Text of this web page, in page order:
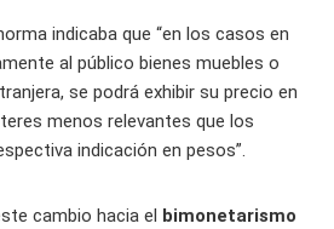
indicaba que “en los casos en
al público bienes muebles o
se podrá exhibir su precio en
menos relevantes que los
indicación en pesos”.
cambio hacia el bimonetarismo